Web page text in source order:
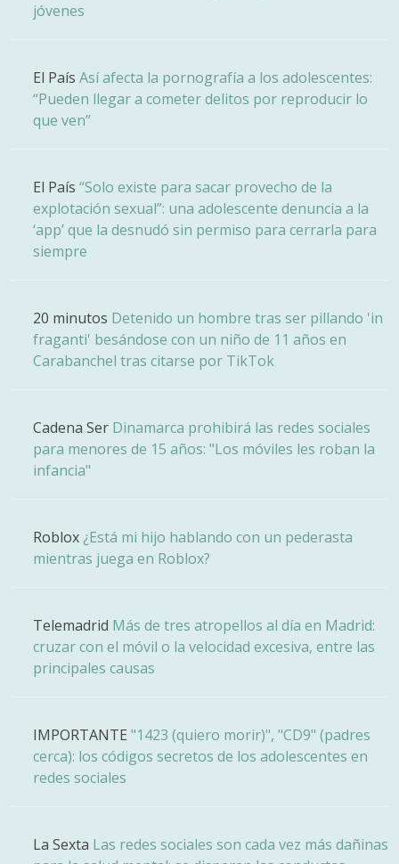
jóvenes
El País Así afecta la pornografía a los adolescentes:
“Pueden llegar a cometer delitos por reproducir lo
que ven”
El País “Solo existe para sacar provecho de la
explotación sexual”: una adolescente denuncia a la
‘app’ que la desnudó sin permiso para cerrarla para
siempre
20 minutos Detenido un hombre tras ser pillando 'in
fraganti' besándose con un niño de 11 años en
Carabanchel tras citarse por TikTok
Cadena Ser Dinamarca prohibirá las redes sociales
para menores de 15 años: "Los móviles les roban la
infancia"
Roblox ¿Está mi hijo hablando con un pederasta
mientras juega en Roblox?
Telemadrid Más de tres atropellos al día en Madrid:
cruzar con el móvil o la velocidad excesiva, entre las
principales causas
IMPORTANTE "1423 (quiero morir)", "CD9" (padres
cerca): los códigos secretos de los adolescentes en
redes sociales
La Sexta Las redes sociales son cada vez más dañinas